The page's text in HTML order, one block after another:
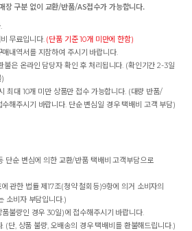
구분 없이 교환/반품/AS접수가 가능합니다.
무료입니다. (단품 기준 10개 미만에 한함)
내역서를 지참하여 주시기 바랍니다.
불은 온라인 담당자 확인 후 처리됩니다. (확인기간 2-3일
최대 10개 미만 상품만 접수 가능합니다. (대량 반품/
해주시기 바랍니다. 단순 변심일 경우 택배비 고객 부담)
단순 변심에 의한 교환/반품 택배비 고객부담으로
관한 법률 제17조(청약 철회등)9항에 의거 소비자의
소비자 부담입니다.)
불량인 경우 30일)에 접수해주시기 바랍니다.
(단, 상품 불량, 오배송의 경우 택배비를 환불해드립니다.)